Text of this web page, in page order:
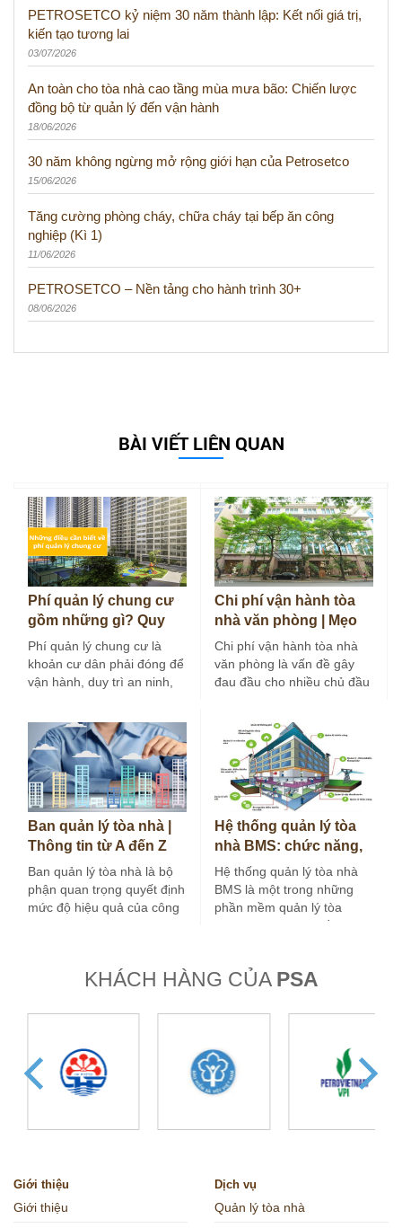
PETROSETCO kỷ niệm 30 năm thành lập: Kết nối giá trị,
kiến tạo tương lai
03/07/2026
An toàn cho tòa nhà cao tầng mùa mưa bão: Chiến lược
đồng bộ từ quản lý đến vận hành
18/06/2026
30 năm không ngừng mở rộng giới hạn của Petrosetco
15/06/2026
Tăng cường phòng cháy, chữa cháy tại bếp ăn công
nghiệp (Kì 1)
11/06/2026
PETROSETCO – Nền tảng cho hành trình 30+
08/06/2026
BÀI VIẾT LIÊN QUAN
Phí quản lý chung cư
gồm những gì? Quy
định và cách tính 2026
Phí quản lý chung cư là
khoản cư dân phải đóng để
vận hành, duy trì an ninh,
Chi phí vận hành tòa
nhà văn phòng | Mẹo
tối ưu chi phí hiệu…
Chi phí vận hành tòa nhà
văn phòng là vấn đề gây
đau đầu cho nhiều chủ đầu
Ban quản lý tòa nhà |
Thông tin từ A đến Z
bạn cần biết
Ban quản lý tòa nhà là bộ
phận quan trọng quyết định
mức độ hiệu quả của công
Hệ thống quản lý tòa
nhà BMS: chức năng,
cấu trúc và ứng dụng
Hệ thống quản lý tòa nhà
BMS là một trong những
phần mềm quản lý tòa
nhà được các chủ đầu…
KHÁCH HÀNG CỦA PSA
Giới thiệu
Giới thiệu
Dịch vụ
Quản lý tòa nhà